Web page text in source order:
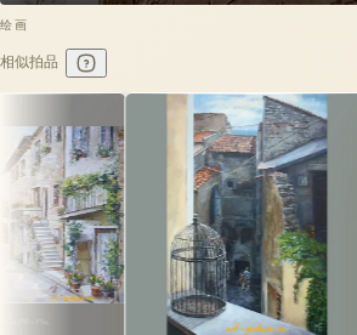
绘画
相似拍品